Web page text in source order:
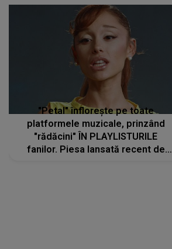
"Petal" înflorește pe toate
platformele muzicale, prinzând
"rădăcini" ÎN PLAYLISTURILE
fanilor. Piesa lansată recent de